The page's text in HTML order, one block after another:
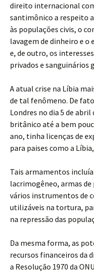
direito internacional
santimônico a respeito
às populações civis, o
lavagem de dinheiro e
e, de outro, os
privados e sanguinários
A atual crise na Líbia
de tal fenômeno. De
Londres no dia 5 de abril
britânico até a bem
ano, tinha licenças de
para paises como a
Tais armamentos
lacrimogêneo, armas
vários instrumentos de
utilizáveis na tortura,
na repressão das
Da mesma forma, as
recursos financeiros da
a Resolução 1970 da